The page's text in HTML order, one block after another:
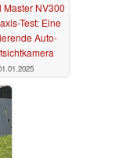
Master NV300
Test: Eine
Auto-